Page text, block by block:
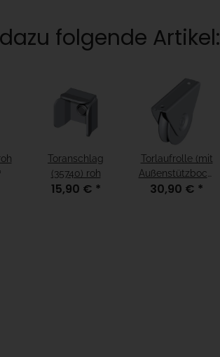
folgende Artikel:
Toranschlag
(35740) roh
15,90 € *
Torlaufrolle (mit
Außenstützbock)
VZ
30,90 € *